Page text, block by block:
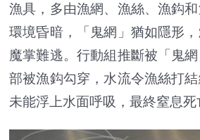
漁具，多由漁網、漁絲、漁鈎
環境昏暗，「鬼網」猶如隱形，
魔掌難逃。行動組推斷被「鬼
部被漁鈎勾穿，水流令漁絲打
未能浮上水面呼吸，最終窒息死